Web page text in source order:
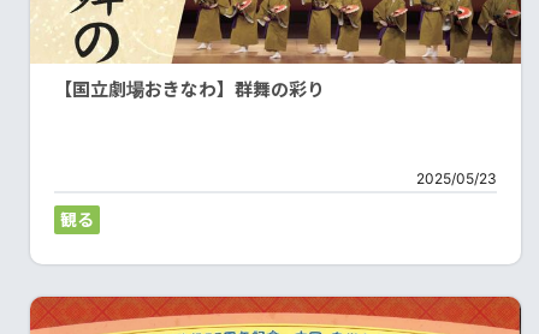
【国立劇場おきなわ】群舞の彩り
2025/05/23
観る